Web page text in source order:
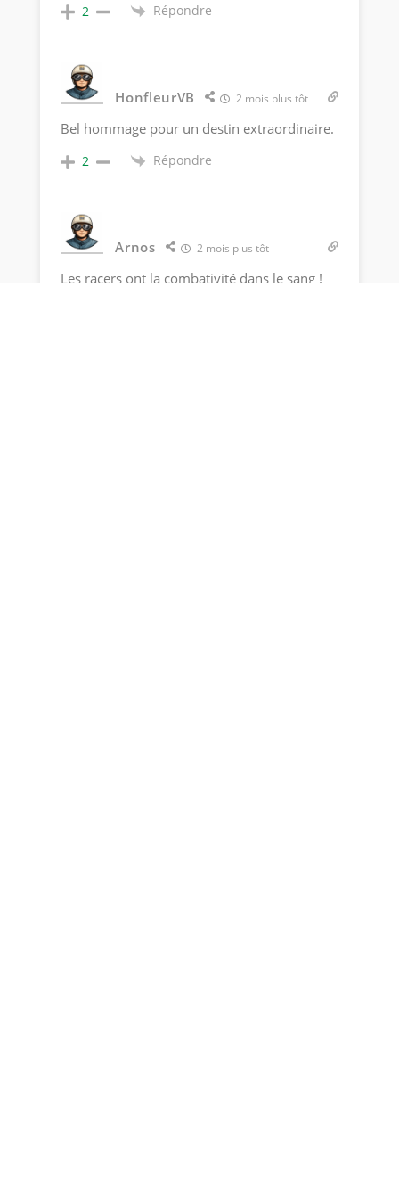
2 Répondre
HonfleurVB 2 mois plus tôt
Bel hommage pour un destin extraordinaire.
2 Répondre
Arnos 2 mois plus tôt
Les racers ont la combativité dans le sang !